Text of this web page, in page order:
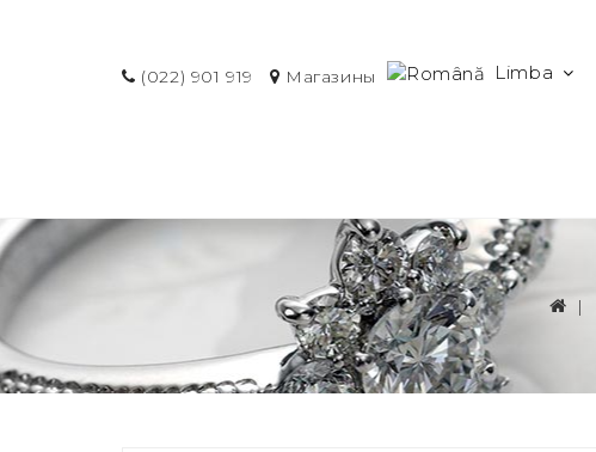
(022) 901 919 Магазины Limba